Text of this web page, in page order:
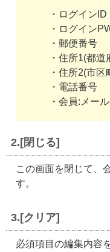
・ログインID
・ログイン
・郵便番号
・住所1(都道
・住所2(市
・電話番号
・会員:メー
2.[閉じる]
この画面を閉じて、
す。
3.[クリア]
必須項目の編集内容